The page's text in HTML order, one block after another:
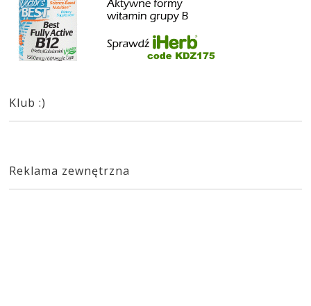
Klub :)
Reklama zewnętrzna